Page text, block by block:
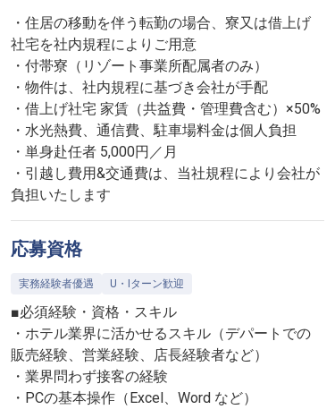
・住居の移動を伴う転勤の場合、寮又は借上げ
社宅を社内規程によりご用意
・付帯寮（リゾート事業所配属者のみ）
・物件は、社内規程に基づき会社が手配
・借上げ社宅 家賃（共益費・管理費含む）×50%
・水光熱費、通信費、駐車場料金は個人負担
・単身赴任者 5,000円／月
・引越し費用&交通費は、当社規程により会社が
負担いたします
応募資格
実務経験者優遇 U・Iターン歓迎
■必須経験・資格・スキル
・ホテル業界に活かせるスキル（デパートでの
販売経験、営業経験、店長経験者など）
・業界問わず接客の経験
・PCの基本操作（Excel、Word など）